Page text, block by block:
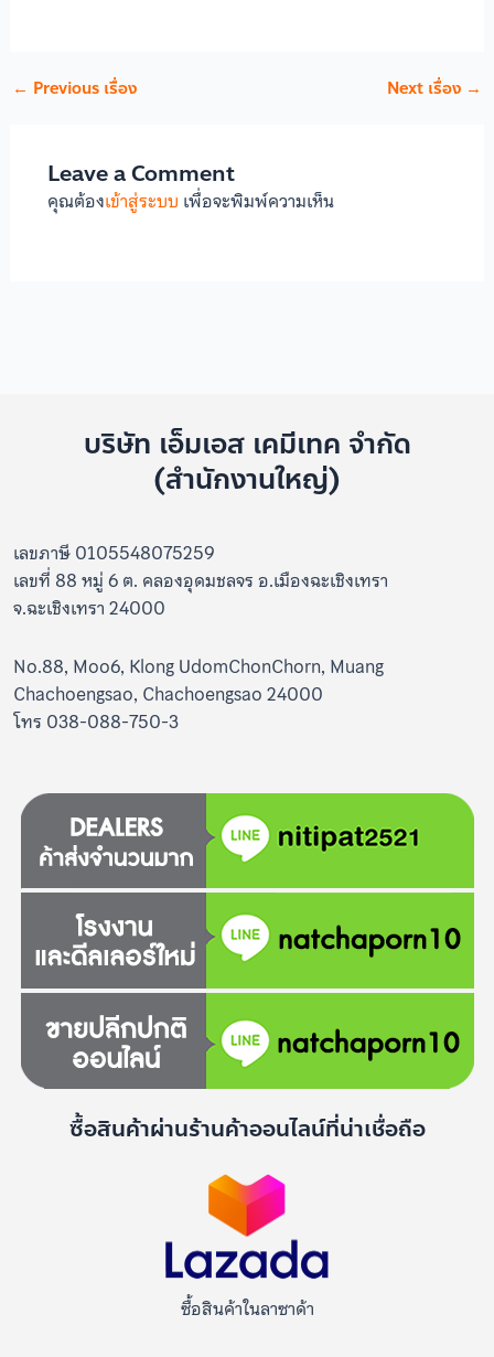
← Previous เรื่อง Next เรื่อง →
Leave a Comment
คุณต้องเข้าสู่ระบบ เพื่อจะพิมพ์ความเห็น
บริษัท เอ็มเอส เคมีเทค จำกัด
(สำนักงานใหญ่)
เลขภาษี 0105548075259
เลขที่ 88 หมู่ 6 ต. คลองอุดมชลจร อ.เมืองฉะเชิงเทรา
จ.ฉะเชิงเทรา 24000
No.88, Moo6, Klong UdomChonChorn, Muang
Chachoengsao, Chachoengsao 24000
โทร 038-088-750-3
ซื้อสินค้าผ่านร้านค้าออนไลน์ที่น่าเชื่อถือ
ซื้อสินค้าในลาซาด้า